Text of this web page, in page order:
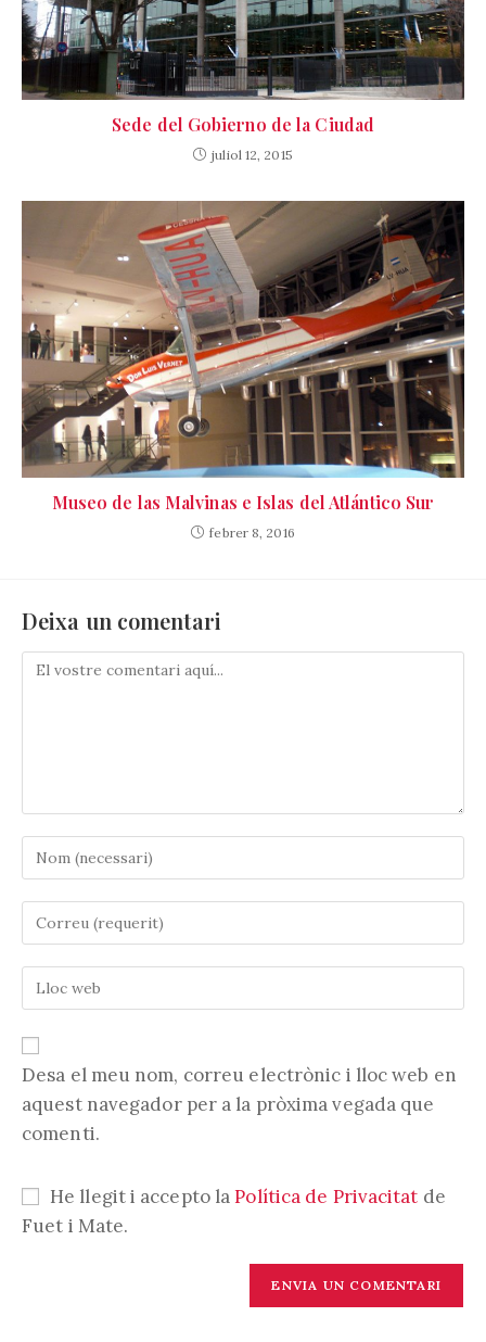
Sede del Gobierno de la Ciudad
juliol 12, 2015
Museo de las Malvinas e Islas del Atlántico Sur
febrer 8, 2016
Deixa un comentari
Comenta
nom
o
nom
d'usuari
per
comentar
adreça
electrònica
comentar
la
vostra
web
(opcional)
Desa el meu nom, correu electrònic i lloc web en
aquest navegador per a la pròxima vegada que
comenti.
He llegit i accepto laPolítica de Privacitat de
Fuet i Mate.